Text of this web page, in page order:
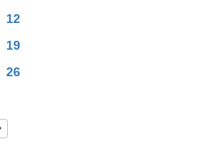
12
19
26